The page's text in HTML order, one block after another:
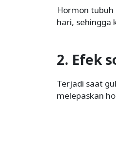
Hormon
hari, sehingga
2. Efek
Terjadi saat
melepaskan